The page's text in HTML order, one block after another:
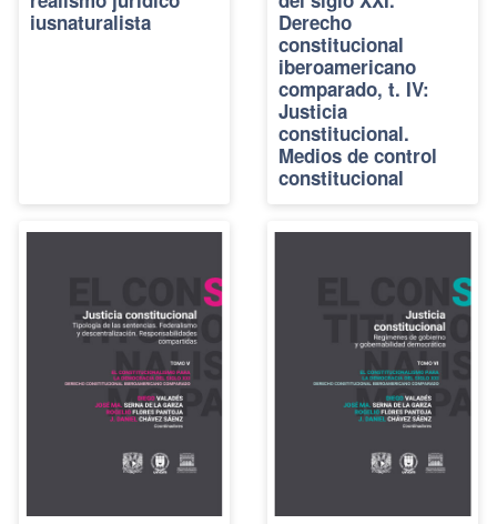
iusnaturalista
Derecho
constitucional
iberoamericano
comparado, t. IV:
Justicia
constitucional.
Medios de control
constitucional